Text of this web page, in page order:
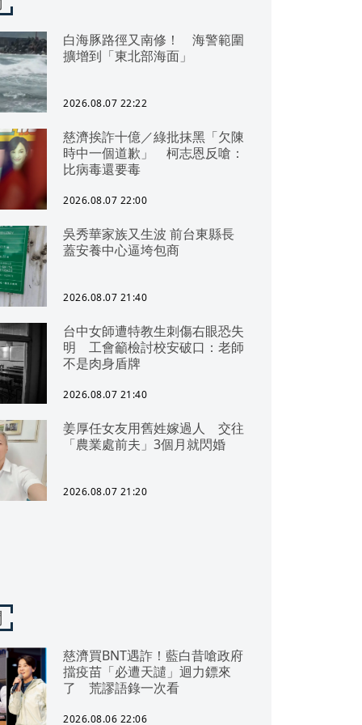
白海豚路徑又南修！ 海警範圍
擴增到「東北部海面」
2026.08.07 22:22
慈濟挨詐十億／綠批抹黑「欠陳
時中一個道歉」 柯志恩反嗆：
比病毒還要毒
2026.08.07 22:00
吳秀華家族又生波 前台東縣長
蓋安養中心逼垮包商
2026.08.07 21:40
台中女師遭特教生刺傷右眼恐失
明 工會籲檢討校安破口：老師
不是肉身盾牌
2026.08.07 21:40
姜厚任女友用舊姓嫁過人 交往
「農業處前夫」3個月就閃婚
2026.08.07 21:20
慈濟買BNT遇詐！藍白昔嗆政府
擋疫苗「必遭天譴」迴力鏢來
了 荒謬語錄一次看
2026.08.06 22:06